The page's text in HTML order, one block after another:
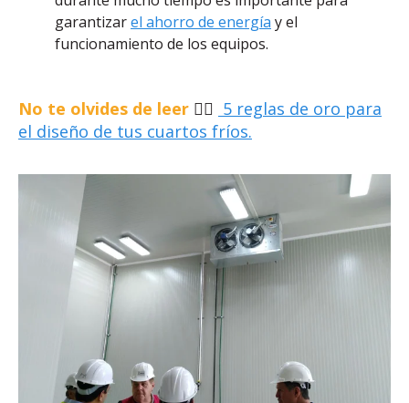
garantizarel ahorro de energía y el
funcionamiento de los equipos.
No te olvides de leer 👉🏽 5 reglas de oro para
el diseño de tus cuartos fríos.